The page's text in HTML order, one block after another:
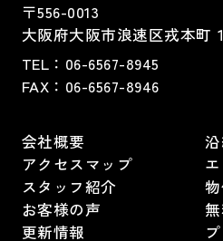
〒556-0013
大阪府大阪市浪速区戎本町
TEL： 06-6567-8945
FAX：06-6567-8946
会社概要
アクセスマップ
スタッフ紹介
お客様の声
更新情報